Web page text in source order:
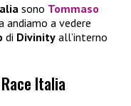
sono Tommaso
andiamo a vedere
di Divinity all’interno
Italia